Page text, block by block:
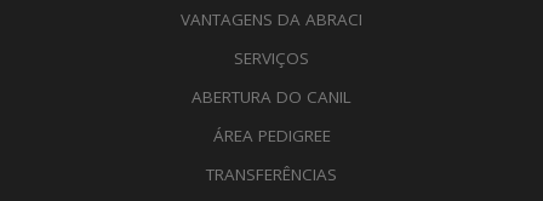
VANTAGENS DA ABRACI
SERVIÇOS
ABERTURA DO CANIL
ÁREA PEDIGREE
TRANSFERÊNCIAS